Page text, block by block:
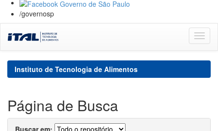
/governosp
navigation
Instituto de Tecnologia de Alimentos
Página de Busca